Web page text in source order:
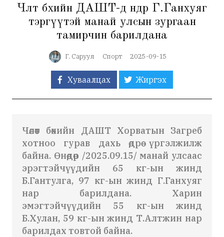
Чөлөөт бөхийн ДАШТ-д өнөөдөр Г.Ганхуяг
тэргүүтэй манай улсын зургаан
тамирчин барилдана
Г. Саруул Спорт 2025-09-15
Хуваалцах Жиргэх
Чөлөөт бөхийн ДАШТ Хорватын Загреб
хотноо гурав дахь өдрөө үргэлжилж
байна. Өнөөдөр /2025.09.15/ манай улсаас
эрэгтэйчүүдийн 65 кг-ын жинд
Б.Гантулга, 97 кг-ын жинд Г.Ганхуяг
нар барилдана. Харин
эмэгтэйчүүдийн 55 кг-ын жинд
Б.Хулан, 59 кг-ын жинд Т.Алтжин нар
барилдах товтой байна.